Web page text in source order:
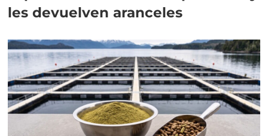
les devuelven aranceles